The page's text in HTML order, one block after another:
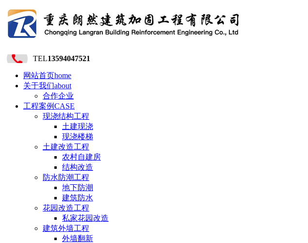
TEL13594047521
网站首页home
关于我们about
合作企业
工程案例CASE
现浇结构工程
土建现浇
现浇楼梯
土建改造工程
农村自建房
结构改造
防水防潮工程
地下防潮
建筑防水
花园改造工程
私家花园改造
建筑外墙工程
外墙翻新